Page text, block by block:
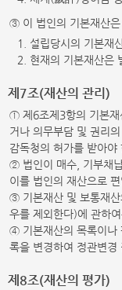
③ 이 법인의 기본재산은
1. 설립당시의 기본재
2. 현재의 기본재산은
제7조(재산의 관리)
① 제6조제3항의 기본재
거나 의무부담 및 권리
감독청의 허가를 받아야
② 법인이 매수, 기부채
이를 법인의 재산으로
③ 기본재산 및 보통재
우를 제외한다)에 관하
④ 기본재산의 목록이나
록을 변경하여 정관변경
제8조(재산의 평가)